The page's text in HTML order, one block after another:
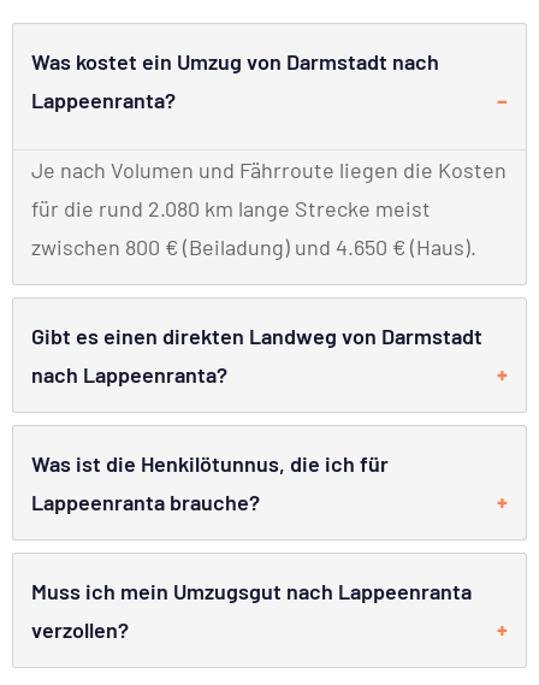
Was kostet ein Umzug von Darmstadt nach
Lappeenranta?
Je nach Volumen und Fährroute liegen die Kosten
für die rund 2.080 km lange Strecke meist
zwischen 800 € (Beiladung) und 4.650 € (Haus).
Gibt es einen direkten Landweg von Darmstadt
nach Lappeenranta?
Was ist die Henkilötunnus, die ich für
Lappeenranta brauche?
Muss ich mein Umzugsgut nach Lappeenranta
verzollen?